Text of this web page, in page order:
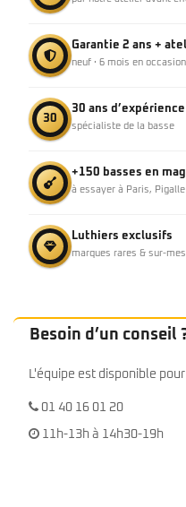
Garantie 2 ans +
neuf · 6 mois en occasion
30
30 ans d’expérience
spécialiste de la basse
+150 basses en
à essayer à Paris, Pigalle
Luthiers exclusifs
marques rares & sur-
Besoin d’un conseil
L'équipe est disponible
01 40 16 01 20
11h-13h à 14h30-19h